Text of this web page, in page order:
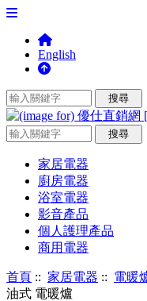
English
家居電器
廚房電器
浴室電器
影音產品
個人護理產品
商用電器
首頁 :: 家居電器 :: 電暖
油式 電暖爐